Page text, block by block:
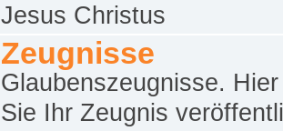
Jesus Christus
Zeugnisse
Glaubenszeugnisse.
Sie Ihr Zeugnis